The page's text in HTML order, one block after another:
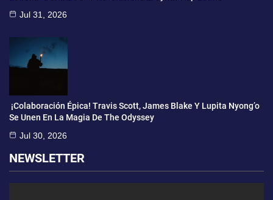
Jul 31, 2026
¡Colaboración Épica! Travis Scott, James Blake Y Lupita Nyong’o
Se Unen En La Magia De The Odyssey
Jul 30, 2026
NEWSLETTER